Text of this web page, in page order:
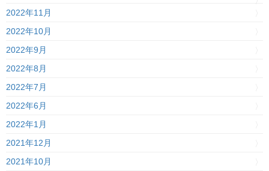
2022年11月
2022年10月
2022年9月
2022年8月
2022年7月
2022年6月
2022年1月
2021年12月
2021年10月